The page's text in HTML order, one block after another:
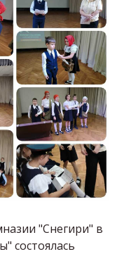
"Снегири" в
состоялась